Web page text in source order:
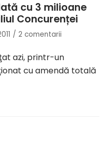
cu 3 milioane
Concurenței
2 comentarii
azi, printr-un
cu amendă totală